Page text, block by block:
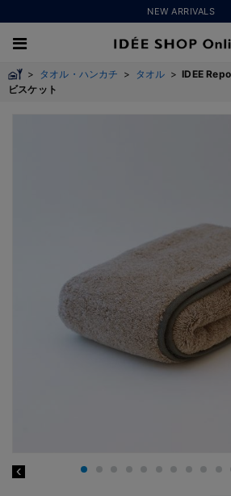
NEW ARRIVALS
> タオル・ハンカチ > タオル >IDEE
ビスケット